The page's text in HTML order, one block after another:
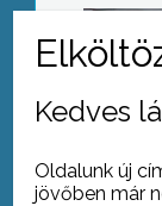
Kedves
Oldalunk új
jövőben már